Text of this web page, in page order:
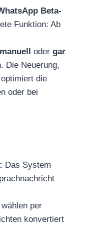
Beta-
Funktion: Ab
manuell oder gar
Die Neuerung,
die
oder bei
Das System
per
konvertiert